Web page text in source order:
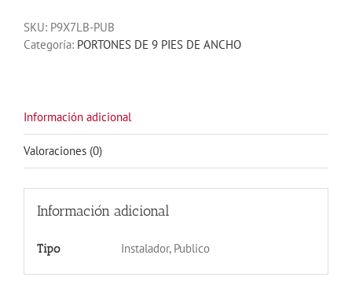
9X7
cantidad
SKU: P9X7LB-PUB
Categoría: PORTONES DE 9 PIES DE ANCHO
Información adicional
Valoraciones (0)
Información adicional
Tipo Instalador, Publico